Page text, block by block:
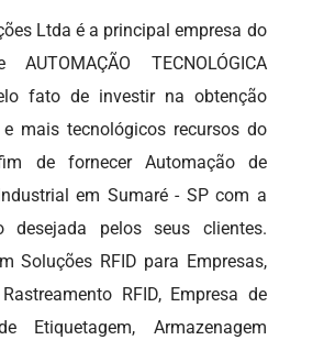
Ltda é a principal empresa do
TECNOLÓGICA
fato de investir na obtenção
mais tecnológicos recursos do
de fornecer Automação de
em Sumaré - SP com a
desejada pelos seus clientes.
Soluções RFID para Empresas,
RFID, Empresa de
Etiquetagem, Armazenagem